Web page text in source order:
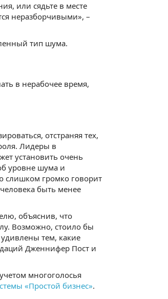
или сядьте в месте
неразборчивыми», –
тип шума.
в нерабочее время,
отстраняя тех,
Лидеры в
установить очень
уровне шума и
слишком громко говорит
быть менее
объяснив, что
Возможно, стоило бы
тем, какие
Дженнифер Пост и
многоголосья
«Простой бизнес».